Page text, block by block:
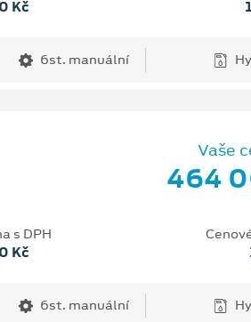
Kč
6st. manuální
Vaše
464
s DPH
Kč
6st. manuální